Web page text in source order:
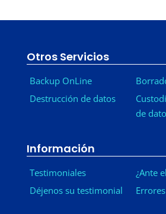
Otros Servicios
Backup OnLine
Destrucción de datos
de
Información
Testimoniales
Déjenos su testimonial
¿Ante